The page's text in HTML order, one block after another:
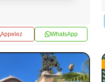
Appelez WhatsApp